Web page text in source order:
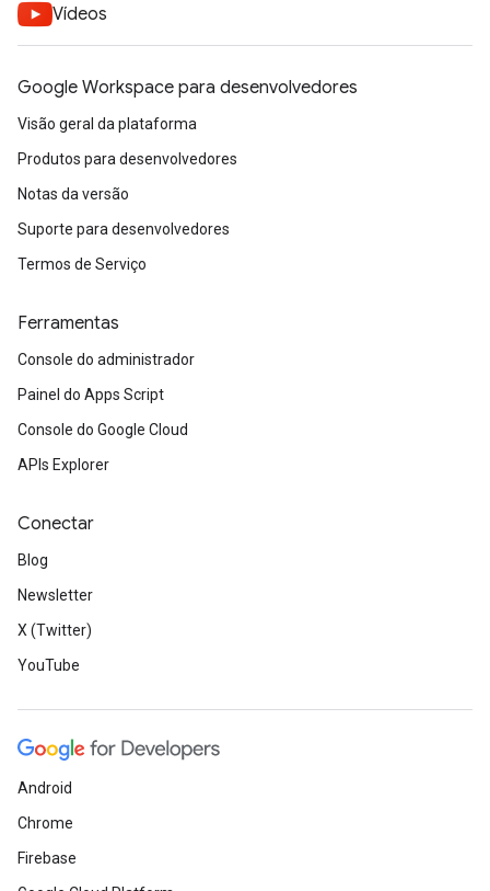
Vídeos
Google Workspace para desenvolvedores
Visão geral da plataforma
Produtos para desenvolvedores
Notas da versão
Suporte para desenvolvedores
Termos de Serviço
Ferramentas
Console do administrador
Painel do Apps Script
Console do Google Cloud
APIs Explorer
Conectar
Blog
Newsletter
X (Twitter)
YouTube
Android
Chrome
Firebase